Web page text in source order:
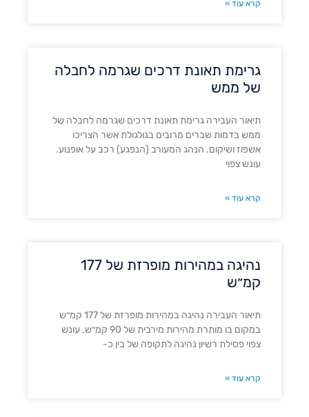
קרא עוד »
גרימת תאונת דרכים שגרמה לחבלה
של ממש
תיאור העבירה גרימת תאונת דרכים שגרמה לחבלה של
ממש בדמות שברים מרובים בגולגולת אשר הצריכו
אשפוז ושיקום. הנהג המעורב (הנפגע) רכב על אופנוע.
עונש צפוי
קרא עוד »
נהיגה במהירות מופרזת של 177
קמ״ש
תיאור העבירה נהיגה במהירות מופרזת של 177 קמ״ש
במקום בו מותרת מהירות מירבית של 90 קמ״ש. עונש
צפוי פסילת רשיון נהיגה לתקופה של בין כ-
קרא עוד »